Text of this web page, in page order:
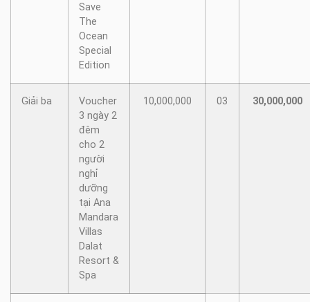
Save
The
Ocean
Special
Edition
Giải ba
Voucher
3 ngày 2
đêm
cho 2
người
nghỉ
dưỡng
tại Ana
Mandara
Villas
Dalat
Resort &
Spa
10,000,000 03 30,000,000